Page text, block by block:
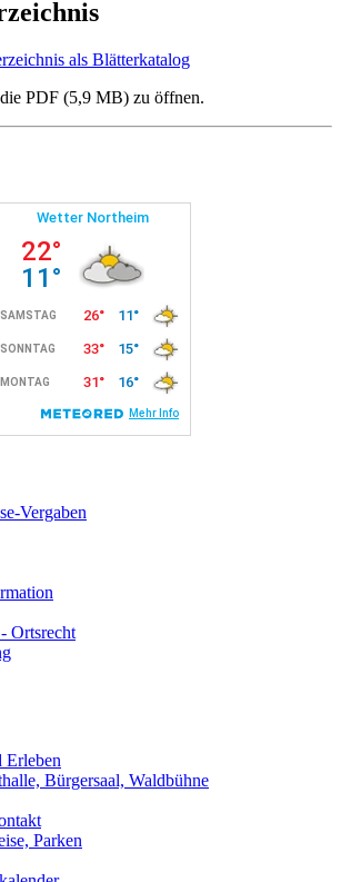
PDF (5,9 MB) zu öffnen.
Vergaben
Ortsrecht
Erleben
Bürgersaal, Waldbühne
Parken